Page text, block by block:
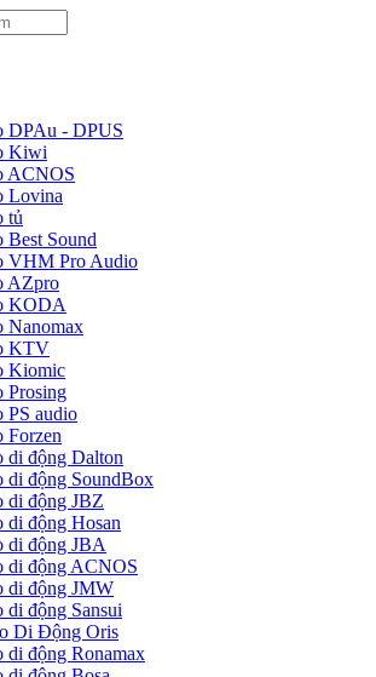
DPAu - DPUS
Kiwi
ACNOS
Lovina
tủ
Best Sound
VHM Pro Audio
AZpro
KODA
Nanomax
KTV
Kiomic
Prosing
PS audio
Forzen
di động Dalton
di động SoundBox
di động JBZ
di động Hosan
di động JBA
di động ACNOS
di động JMW
di động Sansui
Di Động Oris
di động Ronamax